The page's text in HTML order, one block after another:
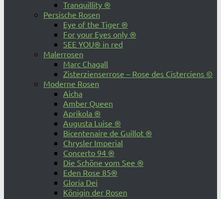
Tranquillity ®
Persische Rosen
Eye of the Tiger ®
For your Eyes only ®
SEE YOU® in red
Malerrosen
Marc Chagall
Zisterzienserrose – Rose des Cisterciens ©
Moderne Rosen
Aicha
Amber Queen
Aprikola ®
Augusta Luise ®
Bicentenaire de Guillot ®
Chrysler Imperial
Concerto 94 ®
Die Schöne vom See ®
Eden Rose 85®
Gloria Dei
Königin der Rosen